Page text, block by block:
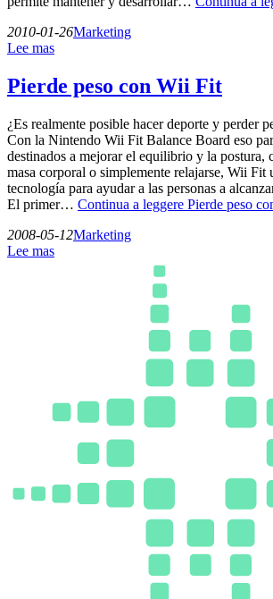
2010-01-26Marketing
Lee mas
Pierde peso con Wii Fit
¿Es realmente posible hacer deporte y perder
Con la Nintendo Wii Fit Balance Board eso
destinados a mejorar el equilibrio y la postura,
masa corporal o simplemente relajarse, Wii Fit
tecnología para ayudar a las personas a
El primer… Continua a leggere Pierde peso
2008-05-12Marketing
Lee mas